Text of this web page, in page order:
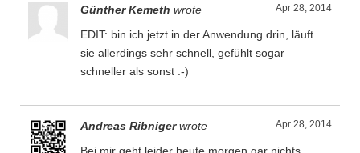
Apr 28, 2014
Günther Kemeth wrote
EDIT: bin ich jetzt in der Anwendung drin, läuft
sie allerdings sehr schnell, gefühlt sogar
schneller als sonst :-)
Apr 28, 2014
Andreas Ribniger wrote